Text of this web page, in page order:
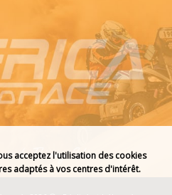
acceptez l'utilisation des cookies
adaptés à vos centres d'intérêt.